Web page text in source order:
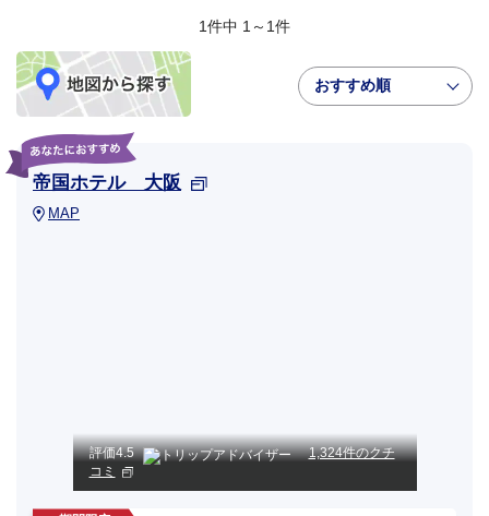
1件中 1～1件
おすすめ順
帝国ホテル 大阪
MAP
評価4.5
1,324件のクチ
コミ